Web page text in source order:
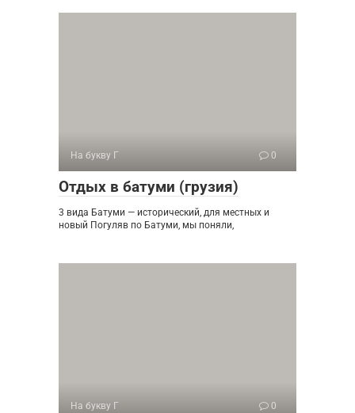
На букву Г 0
Отдых в батуми (грузия)
3 вида Батуми — исторический, для местных и
новый Погуляв по Батуми, мы поняли,
На букву Г 0